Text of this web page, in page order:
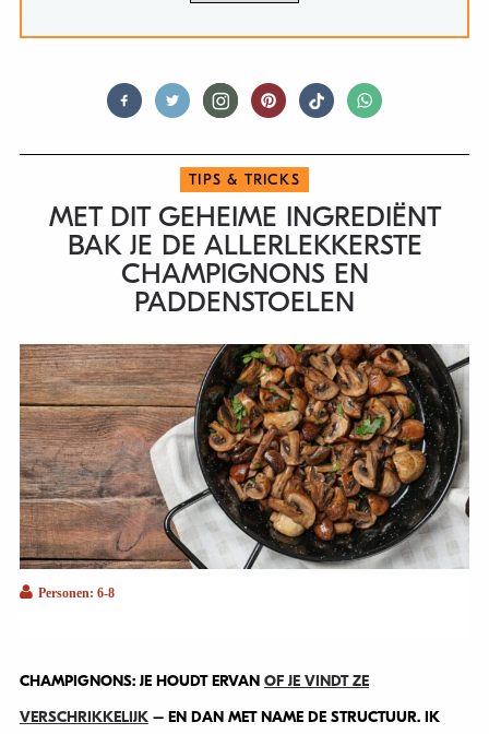
TIPS & TRICKS
MET DIT GEHEIME INGREDIËNT
BAK JE DE ALLERLEKKERSTE
CHAMPIGNONS EN
PADDENSTOELEN
Personen: 6-8
CHAMPIGNONS: JE HOUDT ERVAN OF JE VINDT ZE
VERSCHRIKKELIJK– EN DAN MET NAME DE STRUCTUUR. IK